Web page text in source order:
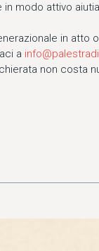
modo attivo
in atto
a
non costa